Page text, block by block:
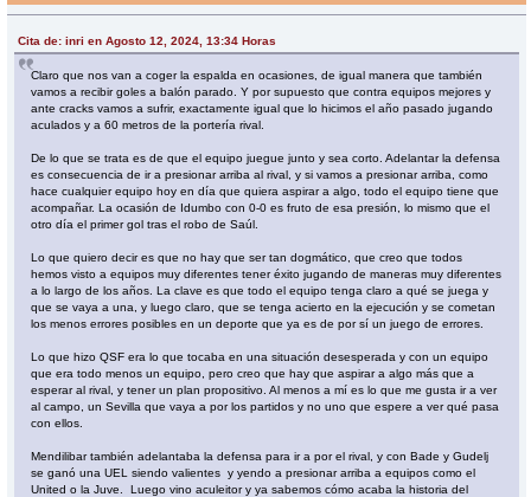
Cita de: inri en Agosto 12, 2024, 13:34 Horas
Claro que nos van a coger la espalda en ocasiones, de igual manera que también
vamos a recibir goles a balón parado. Y por supuesto que contra equipos mejores y
ante cracks vamos a sufrir, exactamente igual que lo hicimos el año pasado jugando
aculados y a 60 metros de la portería rival.
De lo que se trata es de que el equipo juegue junto y sea corto. Adelantar la defensa
es consecuencia de ir a presionar arriba al rival, y si vamos a presionar arriba, como
hace cualquier equipo hoy en día que quiera aspirar a algo, todo el equipo tiene que
acompañar. La ocasión de Idumbo con 0-0 es fruto de esa presión, lo mismo que el
otro día el primer gol tras el robo de Saúl.
Lo que quiero decir es que no hay que ser tan dogmático, que creo que todos
hemos visto a equipos muy diferentes tener éxito jugando de maneras muy diferentes
a lo largo de los años. La clave es que todo el equipo tenga claro a qué se juega y
que se vaya a una, y luego claro, que se tenga acierto en la ejecución y se cometan
los menos errores posibles en un deporte que ya es de por sí un juego de errores.
Lo que hizo QSF era lo que tocaba en una situación desesperada y con un equipo
que era todo menos un equipo, pero creo que hay que aspirar a algo más que a
esperar al rival, y tener un plan propositivo. Al menos a mí es lo que me gusta ir a ver
al campo, un Sevilla que vaya a por los partidos y no uno que espere a ver qué pasa
con ellos.
Mendilibar también adelantaba la defensa para ir a por el rival, y con Bade y Gudelj
se ganó una UEL siendo valientes y yendo a presionar arriba a equipos como el
United o la Juve. Luego vino aculeitor y ya sabemos cómo acaba la historia del